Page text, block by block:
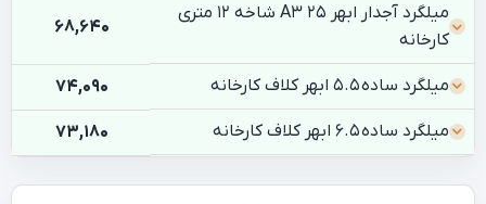
میلگرد آجدار ابهر 25 A3 شاخه 12 متری
کارخانه
68,640
میلگرد ساده 5.5 ابهر کلاف کارخانه 74,090
میلگرد ساده 6.5 ابهر کلاف کارخانه 73,180